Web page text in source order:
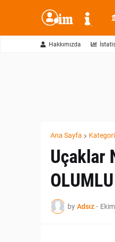
Hakkımızda
Ana Sayfa Kategori
Uçaklar
by Adsız -